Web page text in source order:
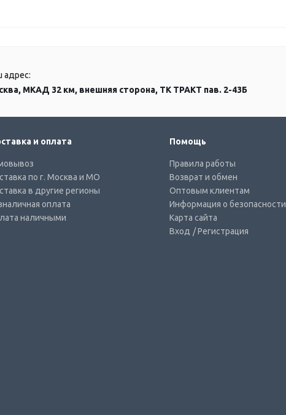
адрес:
МКАД 32 км, внешняя сторона, ТК ТРАКТ пав. 2-43Б
и оплата
по г. Москва и МО
в другие регионы
оплата
наличными
Помощь
Правила работы
Возврат и обмен
Оптовым клиентам
Информация о безопасности
Карта сайта
Вход / Регистрация